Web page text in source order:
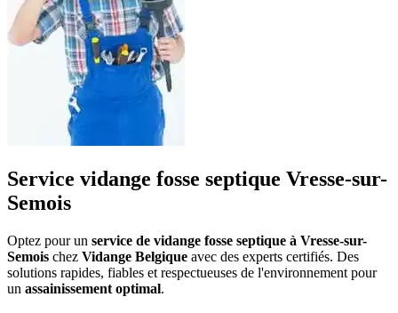
Service vidange fosse septique Vresse-sur-
Semois
Optez pour un service de vidange fosse septique à Vresse-sur-
Semois chez Vidange Belgique avec des experts certifiés. Des
solutions rapides, fiables et respectueuses de l'environnement pour
un assainissement optimal.